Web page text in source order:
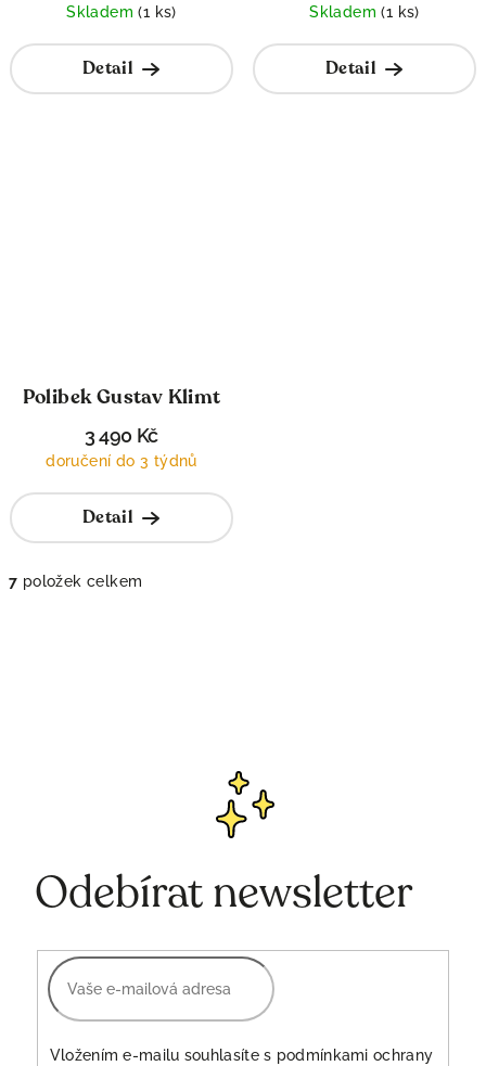
Skladem(1 ks)
Detail
Skladem(1 ks)
Detail
Polibek Gustav Klimt
3 490 Kč
doručení do 3 týdnů
Detail
O
k
y
v
ý
p
i
s
u
7 položek celkem
Odebírat newsletter
Vložením e-mailu souhlasíte s podmínkami ochrany